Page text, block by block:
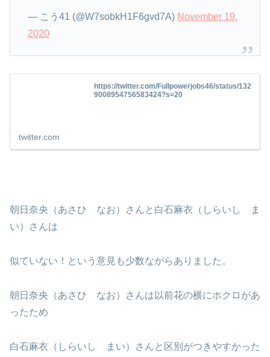
— こう41 (@W7sobkH1F6gvd7A) November 19,
2020
https://twitter.com/Fullpowerjobs46/status/132
9008954756583424?s=20
twitter.com
朝日奈央（あさひ なお）さんと白石麻衣（しらいし ま
い）さんは
似ていない！という意見も少数ながらありました。
朝日奈央（あさひ なお）さんは以前花の横にホクロがあ
ったため
白石麻衣（しらいし まい）さんと区別がつきやすかった